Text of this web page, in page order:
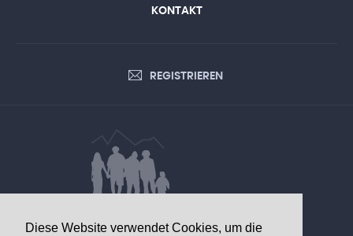
Diese Website verwendet Cookies, um die
KONTAKT
REGISTRIEREN
INTERESSE